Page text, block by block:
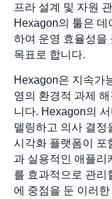
프라 설계 및 자원
Hexagon의 툴은
하여 운영 효율성을
목표로 합니다.
Hexagon은 지속가
영의 환경적 과제
니다. Hexagon의
델링하고 의사 결정
시각화 플랫폼이 포
과 실용적인 애플리
를 효과적으로 관리
에 중점을 둔 이러